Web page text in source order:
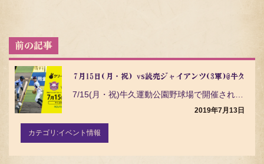
投
稿
ナ
ビ
ゲ
ー
シ
7月15日(月・祝) vs読売ジャイアンツ(3軍)@牛久運動
2019年7月13日
カテゴリ:イベント情報